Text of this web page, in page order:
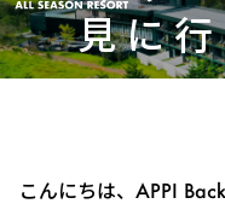
見に
こんにちは、APPI